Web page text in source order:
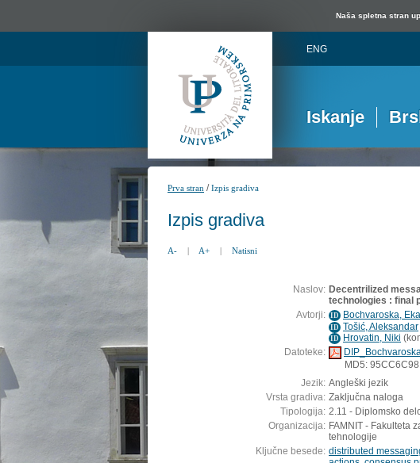
Naša spletna stran
ENG
Iskanje
Prva stran /Izpis gradiva
Izpis gradiva
A- | A+ | Natisni
Naslov: Decentrilized
technologies : final
Avtorji: ID Bochvaroska,
ID Tošić, Aleksandar
ID Hrovatin, Niki (
Datoteke:
MD5:
Jezik: Angleški jezik
Vrsta gradiva: Zaključna naloga
Tipologija: 2.11 - Diplomsko
Organizacija: FAMNIT - Fakulteta
tehnologije
Ključne besede: distributed